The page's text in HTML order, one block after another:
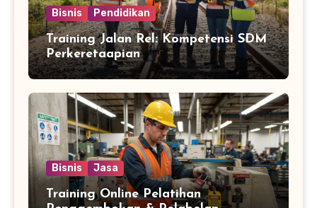
Bisnis Pendidikan
Training Jalan Rel: Kompetensi SDM
Perkeretaapian
Bisnis Jasa
Training Online Pelatihan